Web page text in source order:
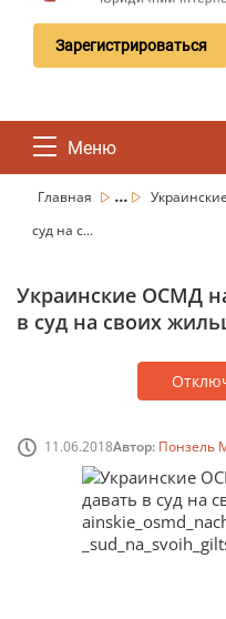
Зарегистрироваться
Меню
Главная ...
суд на с...
Украинские ОСМД
в суд на своих
11.06.2018Автор: Понзель